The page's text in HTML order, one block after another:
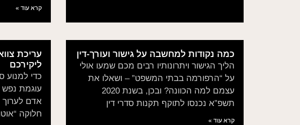
קרא עוד »
כמה נקודות למחשבה על גישור ועורך-דין
הליך הגישור ויתרונותיו רבים מכם שמעו אולי
על “הרפורמה בבתי המשפט” – ושאלו את
עצמם למה הכוונה? ובכן, בשנת 2020
תשפ”א נכנסו לתוקף תקנות סדרי דין
קרא עוד »
עריכת
ליקירכם
כדי למנוע
עוגמת
אדם לערוך
חלוקה